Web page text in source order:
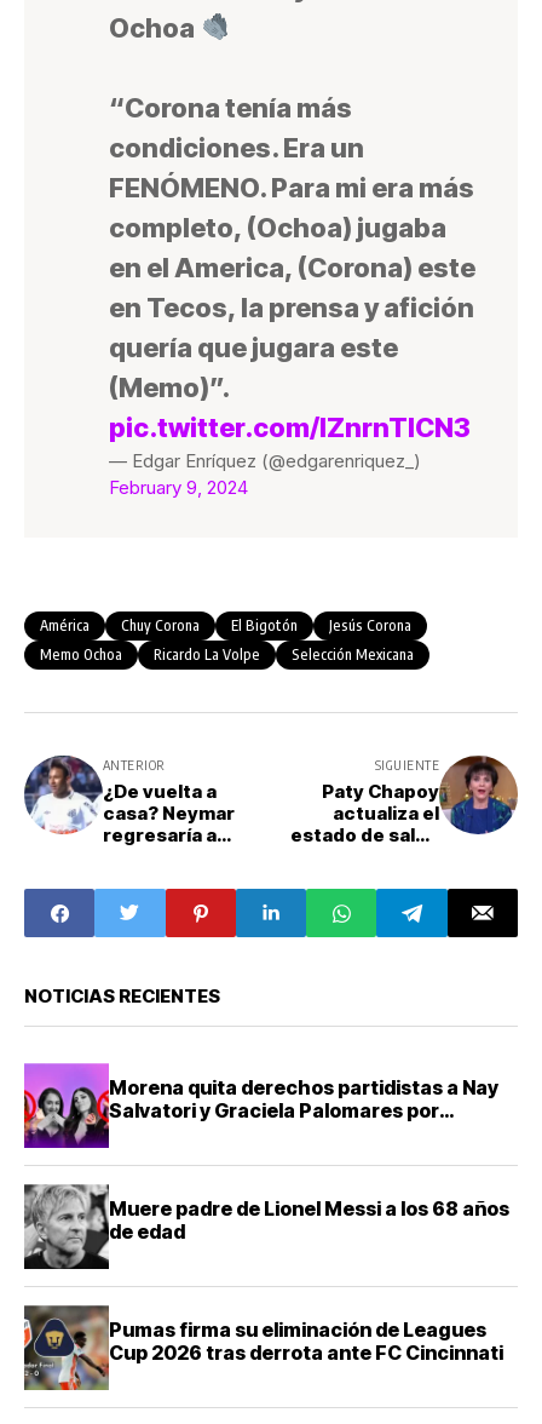
Ochoa
“Corona tenía más
condiciones. Era un
FENÓMENO. Para mi era más
completo, (Ochoa) jugaba
en el America, (Corona) este
en Tecos, la prensa y afición
quería que jugara este
(Memo)”.
pic.twitter.com/lZnrnTlCN3
— Edgar Enríquez (@edgarenriquez_)
February 9, 2024
América Chuy Corona El Bigotón
Jesús Corona
Memo Ochoa
Ricardo La Volpe Selección Mexicana
ANTERIOR
¿De vuelta a
casa? Neymar
regresaría a
Al-Hilal
SIGUIENTE
Paty Chapoy
actualiza el
estado de salud
hospitalizado
NOTICIAS RECIENTES
Morena quita derechos partidistas a Nay
Salvatori y Graciela Palomares por
Muere padre de Lionel Messi a los 68 años
de edad
Pumas firma su eliminación de Leagues
Cup 2026 tras derrota ante FC Cincinnati